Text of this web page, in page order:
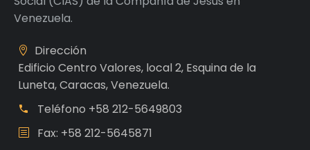
Venezuela.
Dirección
Edificio Centro Valores, local 2, Esquina de la
Luneta, Caracas, Venezuela.
Teléfono +58 212-5649803
Fax: +58 212-5645871